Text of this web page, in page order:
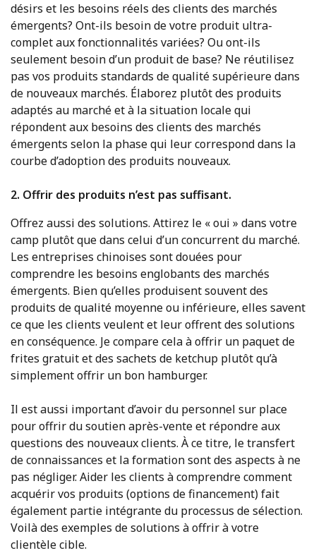
désirs et les besoins réels des clients des marchés
émergents? Ont-ils besoin de votre produit ultra-
complet aux fonctionnalités variées? Ou ont-ils
seulement besoin d’un produit de base? Ne réutilisez
pas vos produits standards de qualité supérieure dans
de nouveaux marchés. Élaborez plutôt des produits
adaptés au marché et à la situation locale qui
répondent aux besoins des clients des marchés
émergents selon la phase qui leur correspond dans la
courbe d’adoption des produits nouveaux.
2. Offrir des produits n’est pas suffisant.
Offrez aussi des solutions. Attirez le « oui » dans votre
camp plutôt que dans celui d’un concurrent du marché.
Les entreprises chinoises sont douées pour
comprendre les besoins englobants des marchés
émergents. Bien qu’elles produisent souvent des
produits de qualité moyenne ou inférieure, elles savent
ce que les clients veulent et leur offrent des solutions
en conséquence. Je compare cela à offrir un paquet de
frites gratuit et des sachets de ketchup plutôt qu’à
simplement offrir un bon hamburger.
Il est aussi important d’avoir du personnel sur place
pour offrir du soutien après-vente et répondre aux
questions des nouveaux clients. À ce titre, le transfert
de connaissances et la formation sont des aspects à ne
pas négliger. Aider les clients à comprendre comment
acquérir vos produits (options de financement) fait
également partie intégrante du processus de sélection.
Voilà des exemples de solutions à offrir à votre
clientèle cible.